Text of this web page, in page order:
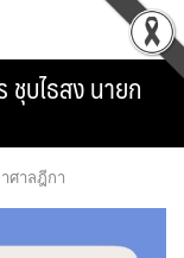
ชุบไธสง นายก
ศาลฎีกา